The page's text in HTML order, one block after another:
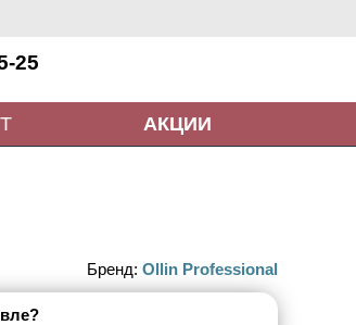
25
АКЦИИ
Бренд: Ollin Professional